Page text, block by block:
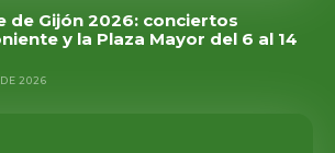
de Gijón 2026: conciertos
y la Plaza Mayor del 6 al 14
2026